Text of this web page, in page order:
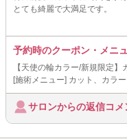
とても綺麗で大満足です。
予約時のクーポン・メニ
【天使の輪カラー/新規限定
[施術メニュー] カット、カラー
サロンからの返信コメ